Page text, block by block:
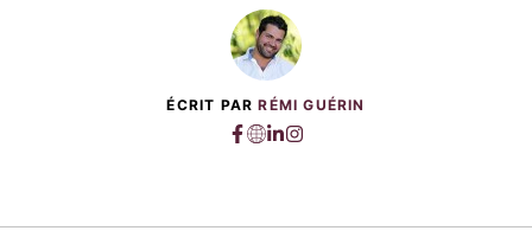
ÉCRIT PARRÉMI GUÉRIN